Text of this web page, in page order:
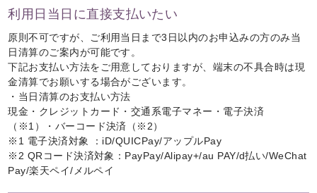
利用日当日に直接支払いたい
原則不可ですが、ご利用当日まで3日以内のお申込みの方のみ当
日清算のご案内が可能です。
下記お支払い方法をご用意しておりますが、端末の不具合時は現
金清算でお願いする場合がございます。
・当日清算のお支払い方法
現金・クレジットカード・交通系電子マネー・電子決済
（※1）・バーコード決済（※2）
※1 電子決済対象 ：iD/QUICPay/アップルPay
※2 QRコード決済対象：PayPay/Alipay+/au PAY/d払い/WeChat
Pay/楽天ペイ/メルペイ